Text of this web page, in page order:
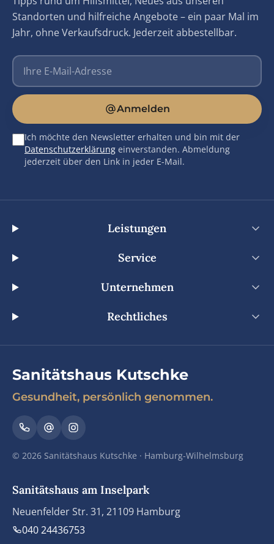
Standorten und hilfreiche Angebote – ein paar Mal im
Jahr, ohne Verkaufsdruck. Jederzeit abbestellbar.
E-Mail-Adresse
Anmelden
Ich möchte den Newsletter erhalten und bin mit der
Datenschutzerklärung einverstanden. Abmeldung
jederzeit über den Link in jeder E-Mail.
Leistungen
Service
Unternehmen
Rechtliches
Sanitätshaus Kutschke
Gesundheit, persönlich genommen.
© 2026 Sanitätshaus Kutschke · Hamburg-Wilhelmsburg
Sanitätshaus am Inselpark
Neuenfelder Str. 31, 21109 Hamburg
040 24436753